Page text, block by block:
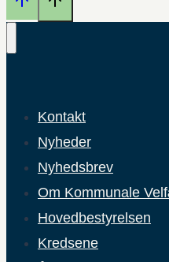
Kontakt
Nyheder
Nyhedsbrev
Om Kommunale
Hovedbestyrelsen
Kredsene